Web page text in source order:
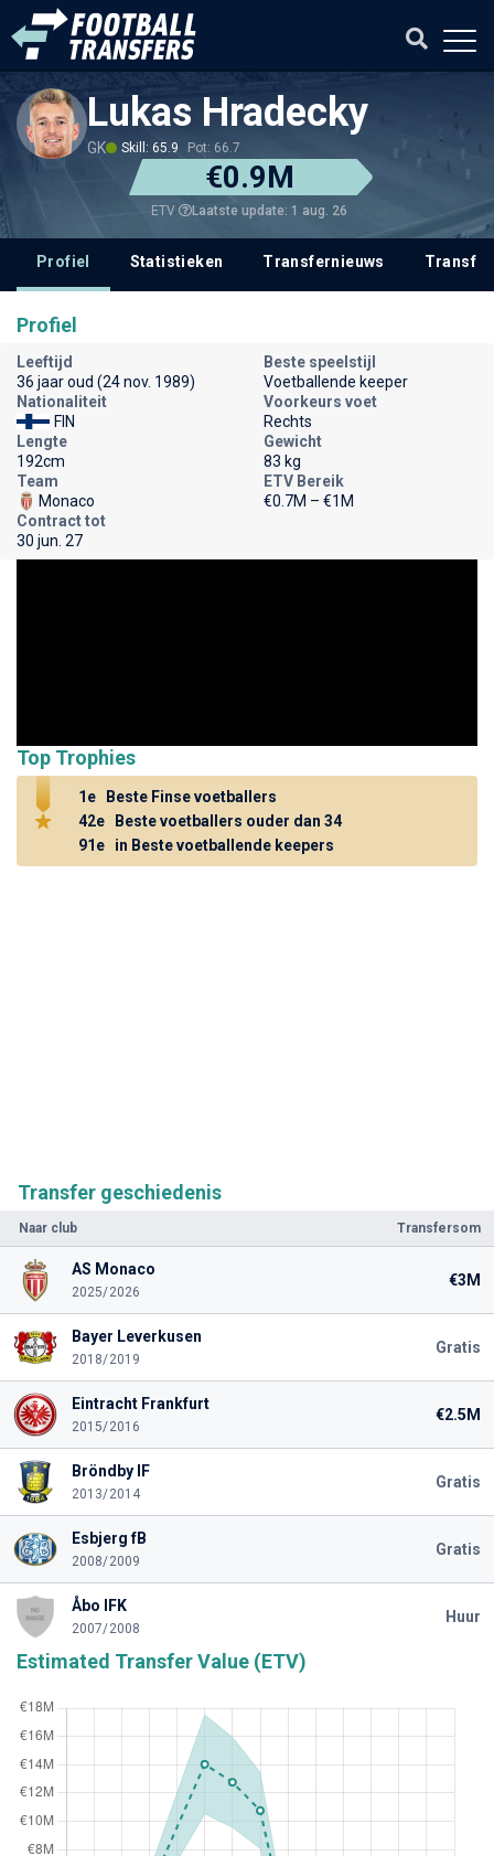
Lukas Hradecky
GK Skill: 65.9 Pot: 66.7
€0.9M
ETV Laatste update: 1 aug. 26
Profiel Statistieken Transfernieuws
Transfer geschiedenis
Naar club Transfersom
AS Monaco
2025/2026
€3M
Bayer Leverkusen
2018/2019
Gratis
Eintracht Frankfurt
2015/2016
€2.5M
Bröndby IF
2013/2014
Gratis
Esbjerg fB
2008/2009
Gratis
Åbo IFK
2007/2008
Huur
Estimated Transfer Value (ETV)
Profiel
Leeftijd
36 jaar oud (24 nov. 1989)
Beste speelstijl
Voetballende keeper
Nationaliteit
FIN
Voorkeurs voet
Rechts
Lengte
192cm
Gewicht
83 kg
Team
Monaco
ETV Bereik
€0.7M – €1M
Contract tot
30 jun. 27
Top Trophies
1e
Beste Finse voetballers
42e
Beste voetballers ouder dan 34
91e
in Beste voetballende keepers